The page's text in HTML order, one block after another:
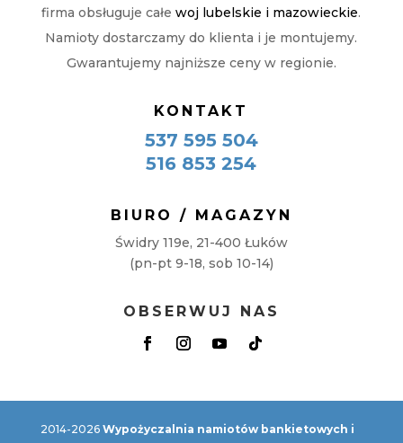
firma obsługuje całewoj lubelskie i mazowieckie.
Namioty dostarczamy do klienta i je montujemy.
Gwarantujemy najniższe ceny w regionie.
KONTAKT
537 595 504
516 853 254
BIURO / MAGAZYN
Świdry 119e, 21-400 Łuków
(pn-pt 9-18, sob 10-14)
OBSERWUJ NAS
2014-2026 Wypożyczalnia namiotów bankietowych i